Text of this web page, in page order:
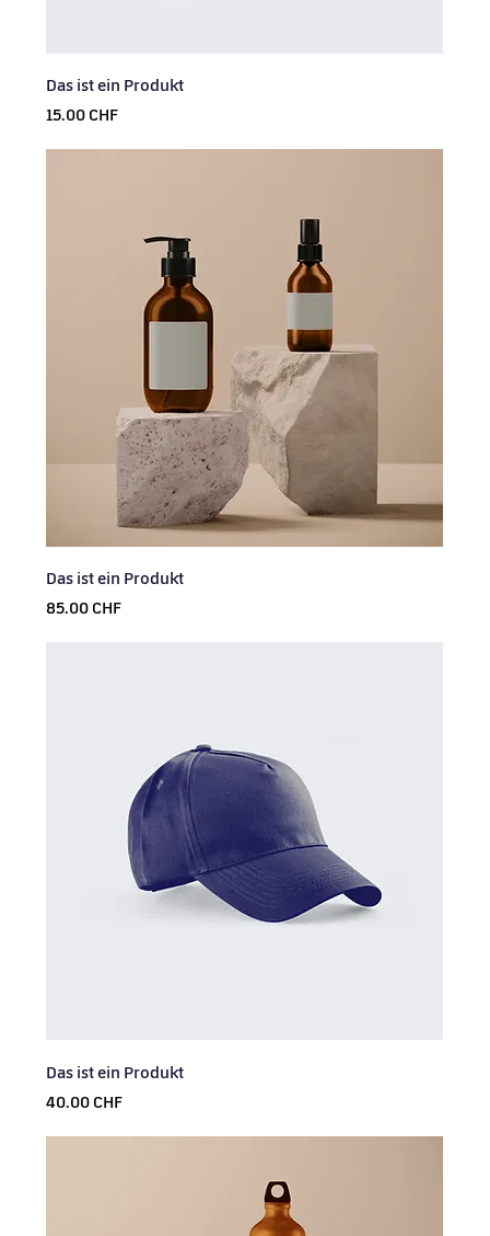
Das ist ein Produkt
Prix
15.00 CHF
Das ist ein Produkt
Prix
85.00 CHF
Das ist ein Produkt
Prix
40.00 CHF